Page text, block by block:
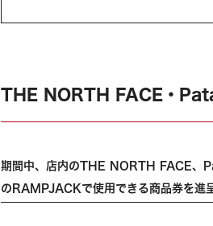
THE NORTH FACE・
期間中、店内のTHE NORTH FACE、
のRAMPJACKで使用できる商品券を